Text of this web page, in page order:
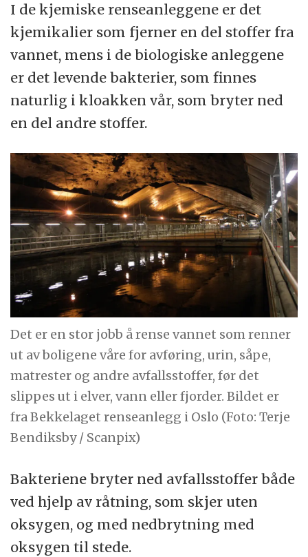
I de kjemiske renseanleggene er det
kjemikalier som fjerner en del stoffer fra
vannet, mens i de biologiske anleggene
er det levende bakterier, som finnes
naturlig i kloakken vår, som bryter ned
en del andre stoffer.
Det er en stor jobb å rense vannet som renner
ut av boligene våre for avføring, urin, såpe,
matrester og andre avfallsstoffer, før det
slippes ut i elver, vann eller fjorder. Bildet er
fra Bekkelaget renseanlegg i Oslo (Foto: Terje
Bendiksby / Scanpix)
Bakteriene bryter ned avfallsstoffer både
ved hjelp av råtning, som skjer uten
oksygen, og med nedbrytning med
oksygen til stede.